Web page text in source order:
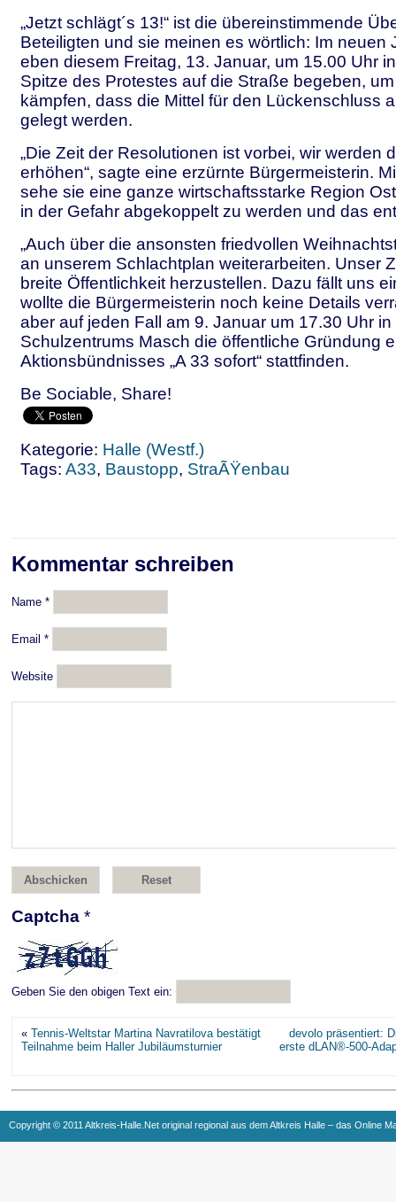
„Jetzt schlägt´s 13!“ ist die übereinstimmende
Beteiligten und sie meinen es wörtlich: Im neuen
eben diesem Freitag, 13. Januar, um 15.00 Uhr
Spitze des Protestes auf die Straße begeben,
kämpfen, dass die Mittel für den Lückenschluss
gelegt werden.
„Die Zeit der Resolutionen ist vorbei, wir werden
erhöhen“, sagte eine erzürnte Bürgermeisterin.
sehe sie eine ganze wirtschaftsstarke Region
in der Gefahr abgekoppelt zu werden und das
„Auch über die ansonsten friedvollen
an unserem Schlachtplan weiterarbeiten. Unser
breite Öffentlichkeit herzustellen. Dazu fällt uns
wollte die Bürgermeisterin noch keine Details
aber auf jeden Fall am 9. Januar um 17.30 Uhr
Schulzentrums Masch die öffentliche Gründung
Aktionsbündnisses „A 33 sofort“ stattfinden.
Be Sociable, Share!
Kategorie: Halle (Westf.)
Tags: A33, Baustopp, StraÃŸenbau
Kommentar schreiben
Name *
Email *
Website
Captcha *
Geben Sie den obigen Text ein:
« Tennis-Weltstar Martina Navratilova bestätigt
Teilnahme beim Haller Jubiläumsturnier
devolo präsentiert:
erste dLAN®-500-
Copyright © 2011 Altkreis-Halle.Net original regional aus dem Altkreis Halle – das Online